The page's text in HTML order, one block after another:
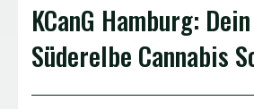
KCanG Hamburg:
Süderelbe Cannabis